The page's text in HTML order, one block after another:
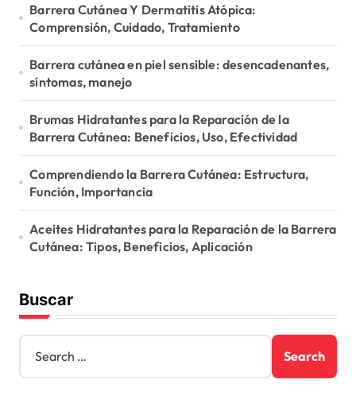
a
t
i
o
n
Barrera Cutánea Y Dermatitis Atópica:
Comprensión, Cuidado, Tratamiento
Barrera cutánea en piel sensible: desencadenantes,
síntomas, manejo
Brumas Hidratantes para la Reparación de la
Barrera Cutánea: Beneficios, Uso, Efectividad
Comprendiendo la Barrera Cutánea: Estructura,
Función, Importancia
Aceites Hidratantes para la Reparación de la Barrera
Cutánea: Tipos, Beneficios, Aplicación
Buscar
S
a